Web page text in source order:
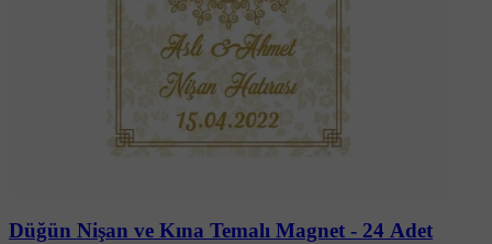
Düğün Nişan ve Kına Temalı Magnet - 24 Adet